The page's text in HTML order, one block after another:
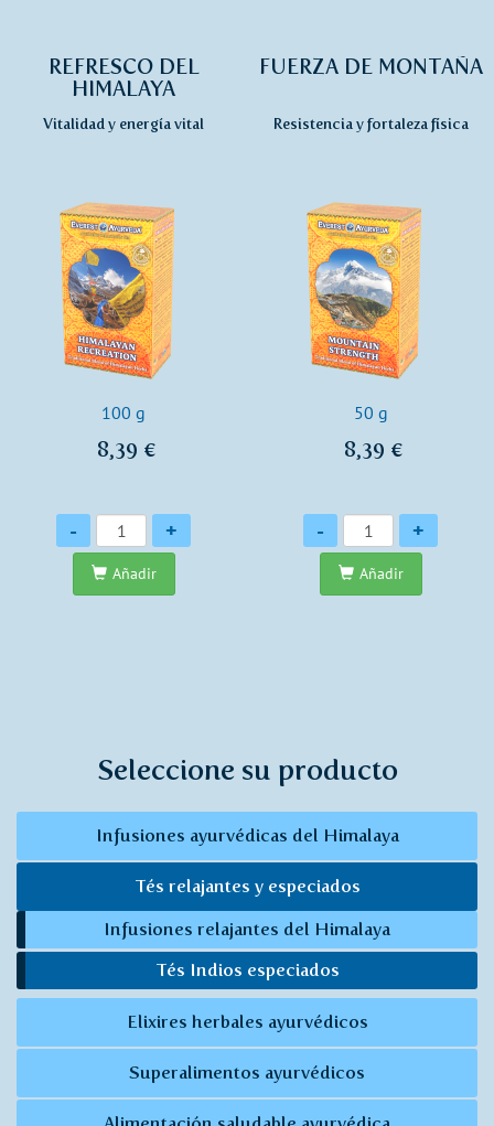
REFRESCO DEL
HIMALAYA
Vitalidad y energía vital
100 g
8,39 €
Cantidad
- +
Añadir
FUERZA DE MONTAÑA
Resistencia y fortaleza física
50 g
8,39 €
Cantidad
- +
Añadir
Seleccione su producto
Infusiones ayurvédicas del Himalaya
Tés relajantes y especiados
Infusiones relajantes del Himalaya
Tés Indios especiados
Elixires herbales ayurvédicos
Superalimentos ayurvédicos